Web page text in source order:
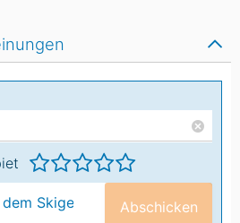
Abschicken